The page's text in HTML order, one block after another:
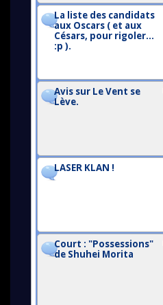
La liste des candidats
aux Oscars ( et aux
Césars, pour rigoler...
:p ).
Avis sur Le Vent se
Lève.
LASER KLAN !
Court : "Possessions"
de Shuhei Morita